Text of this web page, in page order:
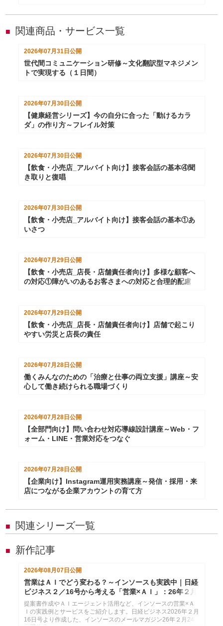
■ 関連商品・サービス一覧
2026年07月31日公開
世代間コミュニケーション研修～文化翻訳型マネジメン
トで実現する（１日間）
2026年07月30日公開
【健康経営シリーズ】今の自分に合った「動けるカラ
ダ」の作り方～フレイル対策
2026年07月30日 公開
【飲食・小売店_アルバイト向け】接客会話の基本④聞
き取りと復唱
2026年07月30日 公開
【飲食・小売店_アルバイト向け】接客会話の基本①あ
いさつ
2026年07月29日 公開
【飲食・小売店_店長・店舗責任者向け】多様な顧客へ
の対応①障がいのあるお客さまへの対応と合理的配慮
2026年07月29日公開
【飲食・小売店_店長・店舗責任者向け】店舗で起こり
やすい労災と店長の責任
2026年07月28日公開
働くみんなのための「治療と仕事の両立支援」講座～安
心して働き続けられる職場づくり
2026年07月28日 公開
【全部門向け】問い合わせ対応導線設計講座～Web・フ
ォーム・LINE・営業対応をつなぐ
2026年07月28日 公開
【企業向け】Instagram運用実務講座～発信・採用・来
店につながる企業アカウントの育て方
■ 関連シリーズ一覧
■ 新作記事
2026年08月07日 公開
営業はＡＩでどう変わる？～インソースも実践中｜日経
ビジネス２／16号から考える「営業×ＡＩ」：26年２月
24日配信
提案書作成やＡＩエージェント活用など、インソースの営業×Ａ
Ｉの実践例とサービスをご紹介します。日経ビジネス2026年２月
16日号より作成した、インソースのメールマガジン26年２月24